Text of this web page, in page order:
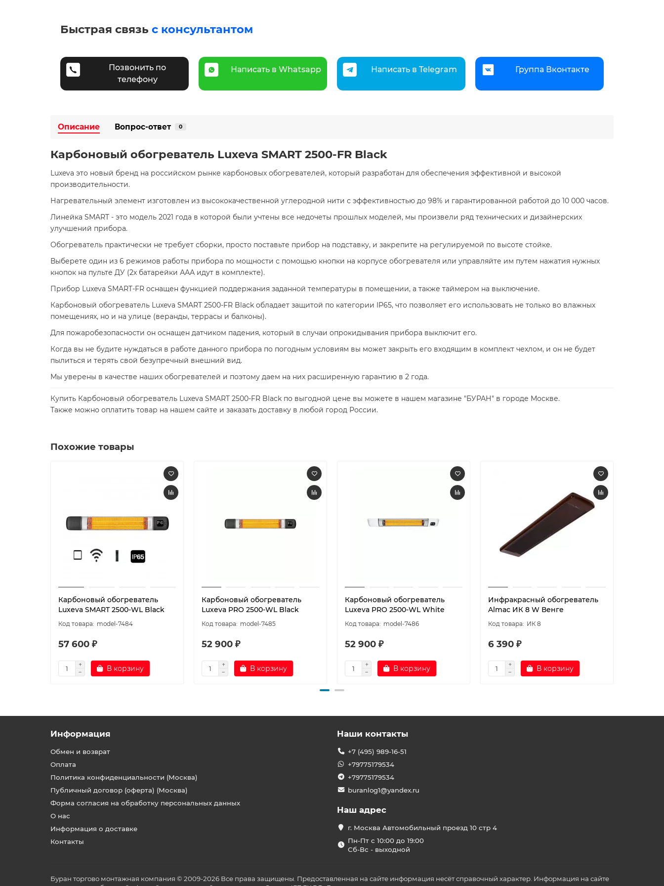
Быстрая связь с консультантом
Позвонить по
телефону
Написать в Whatsapp Написать в Telegram Группа Вконтакте
Описание Вопрос-ответ 0
Карбоновый обогреватель Luxeva SMART 2500-FR Black
Luxeva это новый бренд на российском рынке карбоновых обогревателей, который разработан для обеспечения эффективной и высокой
производительности.
Нагревательный элемент изготовлен из высококачественной углеродной нити с эффективностью до 98% и гарантированной работой до 10 000 часов.
Линейка SMART - это модель 2021 года в которой были учтены все недочеты прошлых моделей, мы произвели ряд технических и дизайнерских
улучшений прибора.
Обогреватель практически не требует сборки, просто поставьте прибор на подставку, и закрепите на регулируемой по высоте стойке.
Выберете один из 6 режимов работы прибора по мощности с помощью кнопки на корпусе обогревателя или управляйте им путем нажатия нужных
кнопок на пульте ДУ (2х батарейки ААА идут в комплекте).
Прибор Luxeva SMART-FR оснащен функцией поддержания заданной температуры в помещении, а также таймером на выключение.
Карбоновый обогреватель Luxeva SMART 2500-FR Black обладает защитой по категории IP65, что позволяет его использовать не только во влажных
помещениях, но и на улице (веранды, террасы и балконы).
Для пожаробезопасности он оснащен датчиком падения, который в случаи опрокидывания прибора выключит его.
Когда вы не будите нуждаться в работе данного прибора по погодным условиям вы может закрыть его входящим в комплект чехлом, и он не будет
пылиться и терять свой безупречный внешний вид.
Мы уверены в качестве наших обогревателей и поэтому даем на них расширенную гарантию в 2 года.
Купить Карбоновый обогреватель Luxeva SMART 2500-FR Black по выгодной цене вы можете в нашем магазине "БУРАН" в городе Москве.
Также можно оплатить товар на нашем сайте и заказать доставку в любой город России.
Похожие товары
Карбоновый обогреватель
Luxeva SMART 2500-WL Black
model-7484
57 600 ₽
В корзину
Карбоновый обогреватель
Luxeva PRO 2500-WL Black
model-7485
52 900 ₽
В корзину
Карбоновый обогреватель
Luxeva PRO 2500-WL White
model-7486
52 900 ₽
В корзину
Инфракрасный обогреватель
Almac ИК 8 W Венге
ИК 8
6 390 ₽
В корзину
Информация
Обмен и возврат
Оплата
Политика конфиденциальности (Москва)
Публичный договор (оферта) (Москва)
Форма согласия на обработку персональных данных
О нас
Информация о доставке
Контакты
Наши контакты
+7 (495) 989-16-51
+79775179534
+79775179534
buranlog1@yandex.ru
Наш адрес
г. Москва Автомобильный проезд 10 стр 4
Пн-Пт с 10:00 до 19:00
Сб-Вс - выходной
Буран торгово монтажная компания © 2009-2026 Все права защищены. Предоставленная на сайте информация несёт справочный характер. Информация на сайте